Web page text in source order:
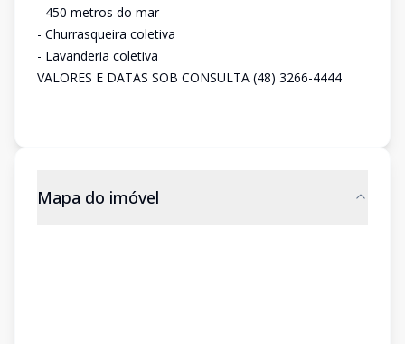
- 450 metros do mar
- Churrasqueira coletiva
- Lavanderia coletiva
VALORES E DATAS SOB CONSULTA (48) 3266-4444
Mapa do imóvel